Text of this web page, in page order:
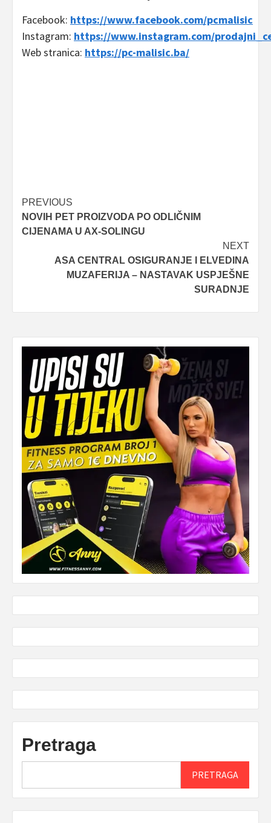
Facebook: https://www.facebook.com/pcmalisic
Instagram: https://www.instagram.com/
Web stranica: https://pc-malisic.ba/
Post
navigation
PREVIOUS
NOVIH PET PROIZVODA PO ODLIČNIM
CIJENAMA U AX-SOLINGU
NEXT
ASA CENTRAL OSIGURANJE I ELVEDINA
MUZAFERIJA – NASTAVAK USPJEŠNE
SURADNJE
Pretraga
PRETRAGA